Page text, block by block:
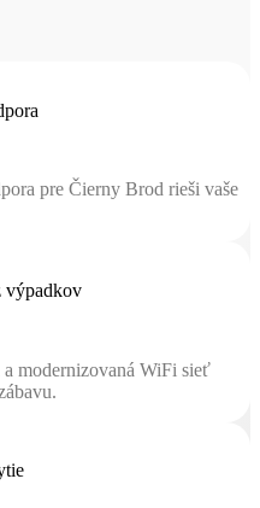
pre Čierny Brod rieši vaše
výpadkov
a modernizovaná WiFi sieť